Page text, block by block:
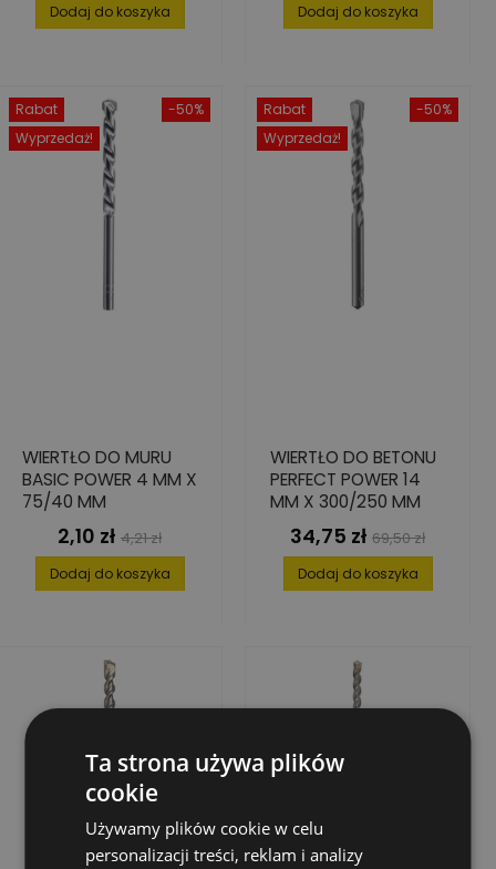
Dodaj do koszyka Dodaj do koszyka
-50%
Rabat
Wyprzedaż!
WIERTŁO DO MURU
BASIC POWER 4 MM X
75/40 MM
Cena
2,10 zł Cena
podstawowa
4,21 zł
Dodaj do koszyka
-50%
Rabat
Wyprzedaż!
WIERTŁO DO BETONU
PERFECT POWER 14
MM X 300/250 MM
Cena
34,75 zł Cena
podstawowa
69,50 zł
Dodaj do koszyka
Ta strona używa plików
cookie
Używamy plików cookie w celu
personalizacji treści, reklam i analizy